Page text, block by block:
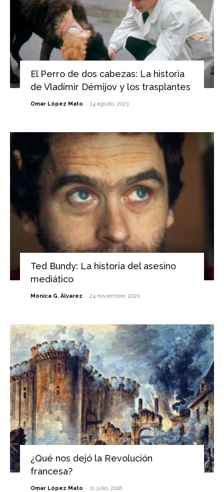
El Perro de dos cabezas: La historia
de Vladímir Démijov y los trasplantes
Omar López Mato - 14 agosto, 2023
Ted Bundy: La historia del asesino
mediático
Mónica G. Álvarez - 24 noviembre, 2020
¿Qué nos dejó la Revolución
francesa?
Omar López Mato - 11 julio, 2018